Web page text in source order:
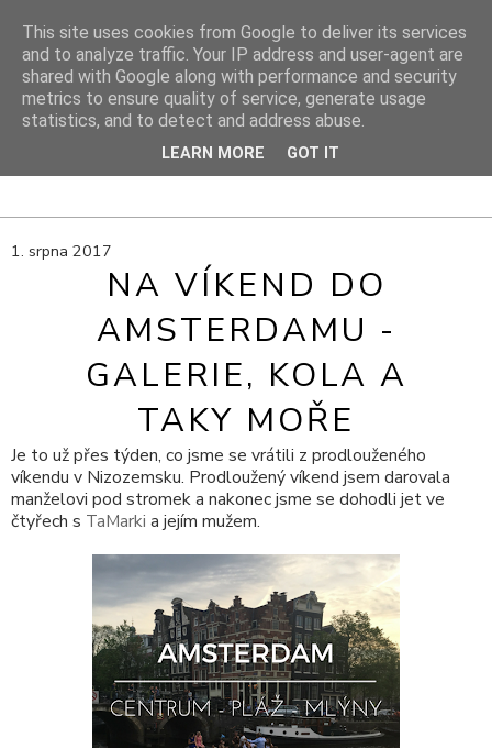
DIY PROJEKTY
DIY blog s návody, výtvarnými tipy a cestami za inspirací
1. srpna 2017
NA VÍKEND DO
AMSTERDAMU -
GALERIE, KOLA A
TAKY MOŘE
Je to už přes týden, co jsme se vrátili z prodlouženého
víkendu v Nizozemsku. Prodloužený víkend jsem darovala
manželovi pod stromek a nakonec jsme se dohodli jet ve
čtyřech s TaMarki a jejím mužem.
This site uses cookies from Google to deliver its services
and to analyze traffic. Your IP address and user-agent are
shared with Google along with performance and security
metrics to ensure quality of service, generate usage
statistics, and to detect and address abuse.
LEARN MORE GOT IT